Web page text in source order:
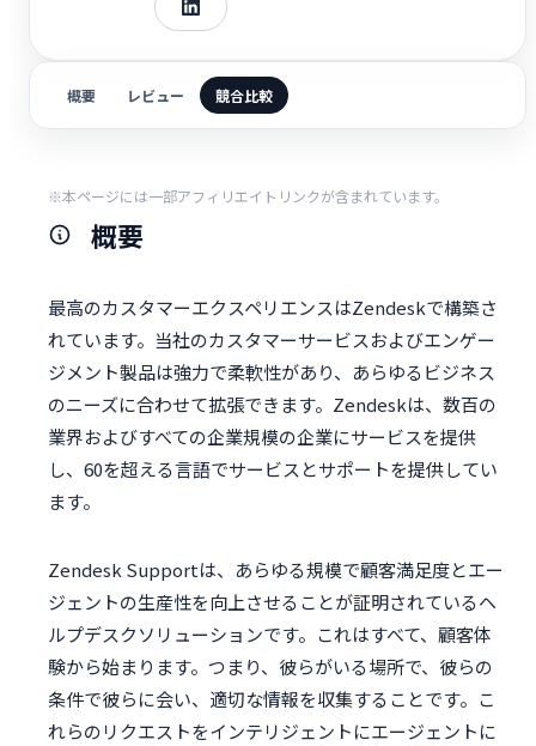
概要 レビュー 競合比較
※本ページには一部アフィリエイトリンクが含まれています。
概要
最高のカスタマーエクスペリエンスはZendeskで構築さ
れています。当社のカスタマーサービスおよびエンゲー
ジメント製品は強力で柔軟性があり、あらゆるビジネス
のニーズに合わせて拡張できます。Zendeskは、数百の
業界およびすべての企業規模の企業にサービスを提供
し、60を超える言語でサービスとサポートを提供してい
ます。
Zendesk Supportは、あらゆる規模で顧客満足度とエー
ジェントの生産性を向上させることが証明されているヘ
ルプデスクソリューションです。これはすべて、顧客体
験から始まります。つまり、彼らがいる場所で、彼らの
条件で彼らに会い、適切な情報を収集することです。こ
れらのリクエストをインテリジェントにエージェントに